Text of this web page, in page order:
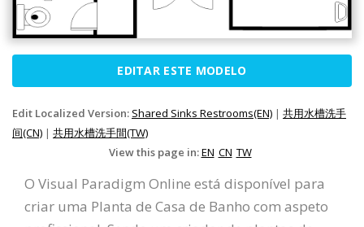
EDITAR ESTE MODELO
Edit Localized Version: Shared Sinks Restrooms(EN) | 共用水槽洗手
间(CN) | 共用水槽洗手間(TW)
View this page in:EN CN TW
O Visual Paradigm Online está disponível para
criar uma Planta de Casa de Banho com aspeto